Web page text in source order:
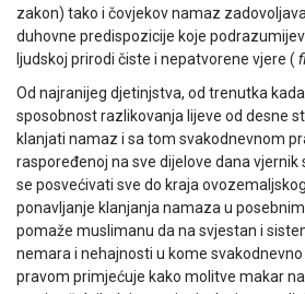
zakon) tako i čovjekov namaz
duhovne predispozicije koje
ljudskoj prirodi čiste i nepatvorene vjere (
Od najranijeg djetinjstva, od trenutka
sposobnost razlikovanja lijeve od desne
klanjati namaz i sa tom svakodnevnom
raspoređenoj na sve dijelove dana vjernik
se posvećivati sve do kraja
ponavljanje klanjanja namaza u
pomaže muslimanu da na svjestan i
nemara i nehajnosti u kome svakodnevno
pravom primjećuje kako molitve makar